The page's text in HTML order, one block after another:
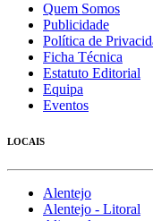
Quem Somos
Publicidade
Política de
Ficha Técnica
Estatuto Editorial
Equipa
Eventos
LOCAIS
Alentejo
Alentejo - Litoral